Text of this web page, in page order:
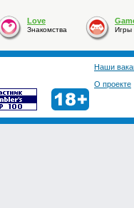
Love
Знакомства Игры
Наши
О проекте